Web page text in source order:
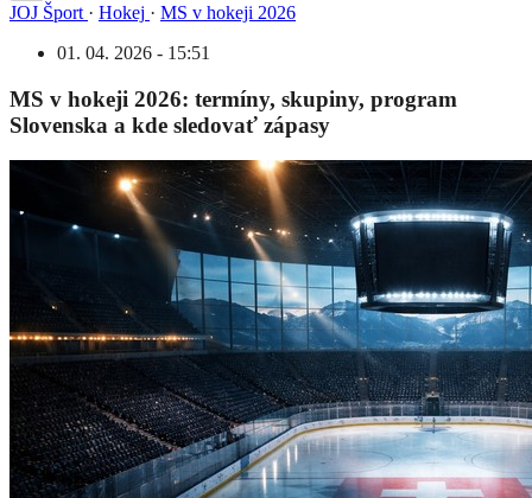
JOJ Šport · Hokej · MS v hokeji 2026
01. 04. 2026 - 15:51
MS v hokeji 2026: termíny, skupiny, program
Slovenska a kde sledovať zápasy